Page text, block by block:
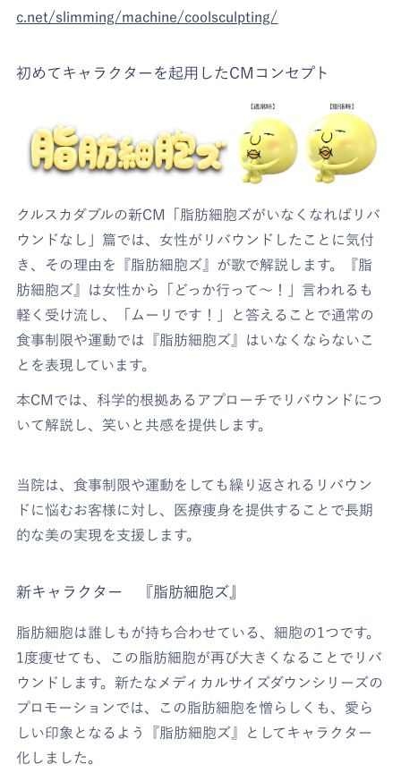
c.net/slimming/machine/coolsculpting/
初めてキャラクターを起用したCMコンセプト
クルスカダブルの新CM「脂肪細胞ズがいなくなればリバ
ウンドなし」篇では、女性がリバウンドしたことに気付
き、その理由を『脂肪細胞ズ』が歌で解説します。『脂
肪細胞ズ』は女性から「どっか行って～！」言われるも
軽く受け流し、「ムーリです！」と答えることで通常の
食事制限や運動では『脂肪細胞ズ』はいなくならないこ
とを表現しています。
本CMでは、科学的根拠あるアプローチでリバウンドにつ
いて解説し、笑いと共感を提供します。
当院は、食事制限や運動をしても繰り返されるリバウン
ドに悩むお客様に対し、医療痩身を提供することで長期
的な美の実現を支援します。
新キャラクター 『脂肪細胞ズ』
脂肪細胞は誰しもが持ち合わせている、細胞の1つです。
1度痩せても、この脂肪細胞が再び大きくなることでリバ
ウンドします。新たなメディカルサイズダウンシリーズの
プロモーションでは、この脂肪細胞を憎らしくも、愛ら
しい印象となるよう『脂肪細胞ズ』としてキャラクター
化しました。